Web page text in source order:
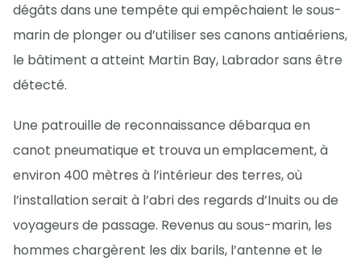
dégâts dans une tempête qui empêchaient le sous-
marin de plonger ou d’utiliser ses canons antiaériens,
le bâtiment a atteint Martin Bay, Labrador sans être
détecté.
Une patrouille de reconnaissance débarqua en
canot pneumatique et trouva un emplacement, à
environ 400 mètres à l’intérieur des terres, où
l’installation serait à l’abri des regards d’Inuits ou de
voyageurs de passage. Revenus au sous-marin, les
hommes chargèrent les dix barils, l’antenne et le